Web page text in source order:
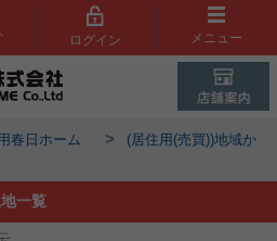
ログイン メニュー
春日ホーム >
(居住用(売買))地域か
一覧